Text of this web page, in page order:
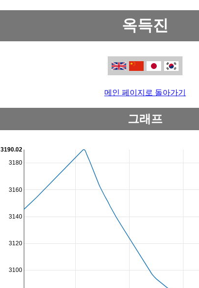
옥득진
메인 페이지로 돌아가기
그래프
3100
3120
3140
3160
3180
3190.02